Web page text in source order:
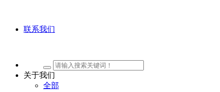
联系我们
关于我们
全部